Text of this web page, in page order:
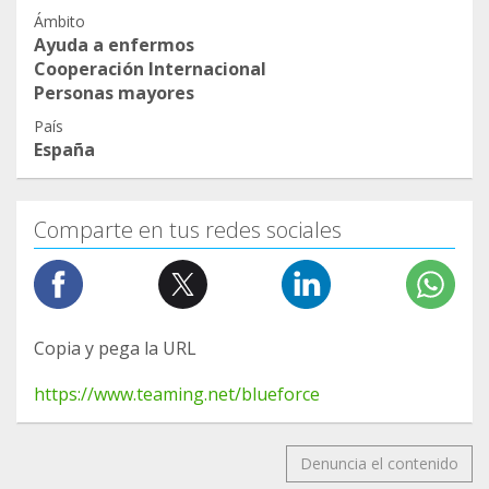
Ámbito
Ayuda a enfermos
Cooperación Internacional
Personas mayores
País
España
Comparte en tus redes sociales
Copia y pega la URL
https://www.teaming.net/blueforce
Denuncia el contenido